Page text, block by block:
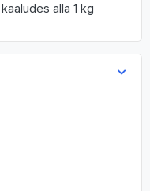
alla 1 kg